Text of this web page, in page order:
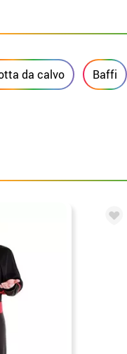
da calvo Baffi